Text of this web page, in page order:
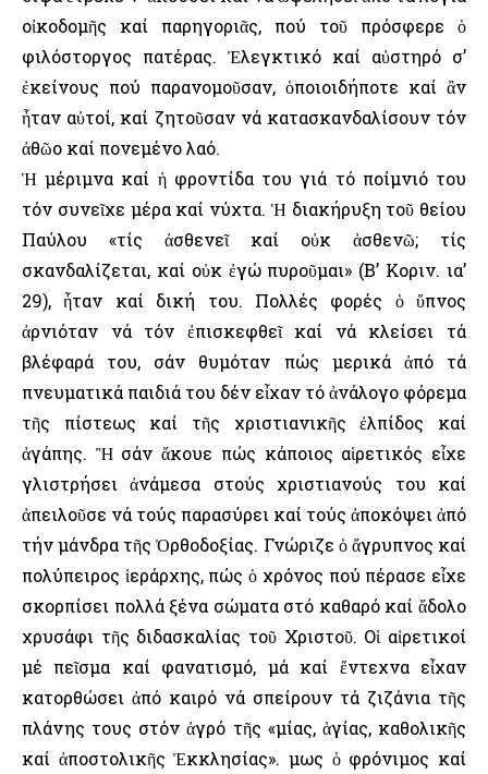
οἰκοδομῆς καί παρηγοριᾶς, πού τοῦ πρόσφερε ὁ
φιλόστοργος πατέρας. Ἐλεγκτικό καί αὐστηρό σ’
ἐκείνους πού παρανομοῦσαν, ὁποιοιδήποτε καί ἂν
ἦταν αὐτοί, καί ζητοῦσαν νά κατασκανδαλίσουν τόν
ἀθῶο καί πονεμένο λαό.
Ἡ μέριμνα καί ἡ φροντίδα του γιά τό ποίμνιό του
τόν συνεῖχε μέρα καί νύχτα. Ἡ διακήρυξη τοῦ θείου
Παύλου «τίς ἀσθενεῖ καί οὐκ ἀσθενῶ; τίς
σκανδαλίζεται, καί οὐκ ἐγώ πυροῦμαι» (Β’ Κοριν. ια’
29), ἦταν καί δική του. Πολλές φορές ὁ ὕπνος
ἀρνιόταν νά τόν ἐπισκεφθεῖ καί νά κλείσει τά
βλέφαρά του, σάν θυμόταν πώς μερικά ἀπό τά
πνευματικά παιδιά του δέν εἶχαν τό ἀνάλογο φόρεμα
τῆς πίστεως καί τῆς χριστιανικῆς ἐλπίδος καί
ἀγάπης. Ἢ σάν ἄκουε πώς κάποιος αἱρετικός εἶχε
γλιστρήσει ἀνάμεσα στούς χριστιανούς του καί
ἀπειλοῦσε νά τούς παρασύρει καί τούς ἀποκόψει ἀπό
τήν μάνδρα τῆς Ὀρθοδοξίας. Γνώριζε ὁ ἄγρυπνος καί
πολύπειρος ἱεράρχης, πώς ὁ χρόνος πού πέρασε εἶχε
σκορπίσει πολλά ξένα σώματα στό καθαρό καί ἄδολο
χρυσάφι τῆς διδασκαλίας τοῦ Χριστοῦ. Οἱ αἱρετικοί
μέ πεῖσμα καί φανατισμό, μά καί ἔντεχνα εἶχαν
κατορθώσει ἀπό καιρό νά σπείρουν τά ζιζάνια τῆς
πλάνης τους στόν ἀγρό τῆς «μίας, ἁγίας, καθολικῆς
καί ἀποστολικῆς Ἐκκλησίας». Ὅμως ὁ φρόνιμος καί